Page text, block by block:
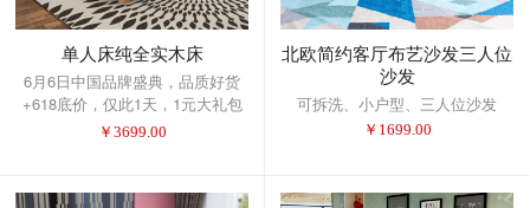
单人床纯全实木床
6月6日中国品牌盛典，品质好货
+618底价，仅此1天，1元大礼包
提前抢！
￥ 3699.00
北欧简约客厅布艺沙发三人位
沙发
可拆洗、小户型、三人位沙发
￥ 1699.00